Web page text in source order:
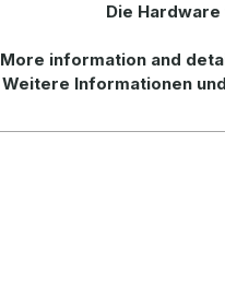
Die
More information and
Weitere Informationen